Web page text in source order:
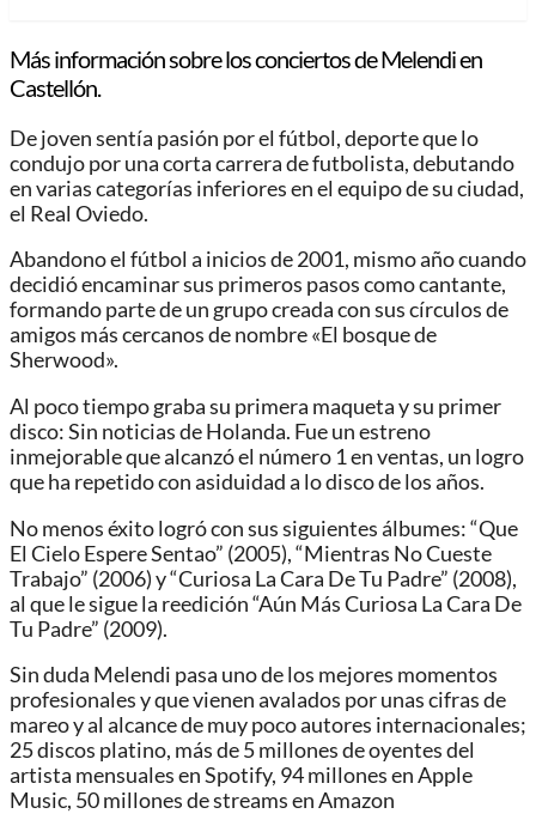
Más información sobre los conciertos de Melendi en
Castellón.
De joven sentía pasión por el fútbol, deporte que lo
condujo por una corta carrera de futbolista, debutando
en varias categorías inferiores en el equipo de su ciudad,
el Real Oviedo.
Abandono el fútbol a inicios de 2001, mismo año cuando
decidió encaminar sus primeros pasos como cantante,
formando parte de un grupo creada con sus círculos de
amigos más cercanos de nombre «El bosque de
Sherwood».
Al poco tiempo graba su primera maqueta y su primer
disco: Sin noticias de Holanda. Fue un estreno
inmejorable que alcanzó el número 1 en ventas, un logro
que ha repetido con asiduidad a lo disco de los años.
No menos éxito logró con sus siguientes álbumes: “Que
El Cielo Espere Sentao” (2005), “Mientras No Cueste
Trabajo” (2006) y “Curiosa La Cara De Tu Padre” (2008),
al que le sigue la reedición “Aún Más Curiosa La Cara De
Tu Padre” (2009).
Sin duda Melendi pasa uno de los mejores momentos
profesionales y que vienen avalados por unas cifras de
mareo y al alcance de muy poco autores internacionales;
25 discos platino, más de 5 millones de oyentes del
artista mensuales en Spotify, 94 millones en Apple
Music, 50 millones de streams en Amazon